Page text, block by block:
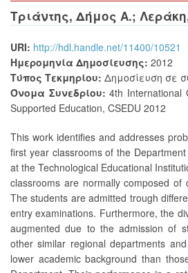
Τριάντης, Δήμος Α.;
URI: http://hdl.handle.net/11400/10521
Ημερομηνία Δημοσίευσης: 2012
Τύπος Τεκμηρίου: Δημοσίευση σε
Όνομα Συνεδρίου: 4th International
Supported Education, CSEDU 2012
This work identifies and addresses
first year classrooms of the
at the Technological Educational
classrooms are normally composed of
The students are admitted trough
entry examinations. Furthermore, the
augmented due to the admission of
other similar regional departments
lower academic background than